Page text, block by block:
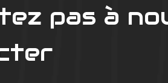
pas à